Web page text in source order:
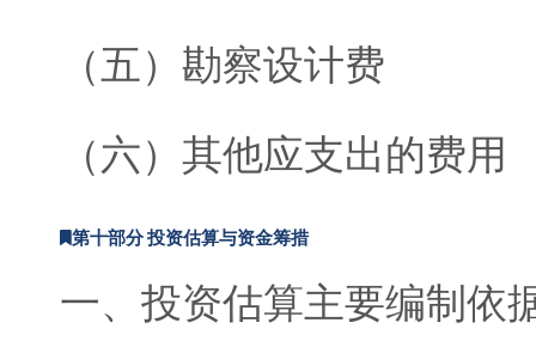
（五）勘察设计费
（六）其他应支出的费用
第十部分 投资估算与资金筹措
一、投资估算主要编制依